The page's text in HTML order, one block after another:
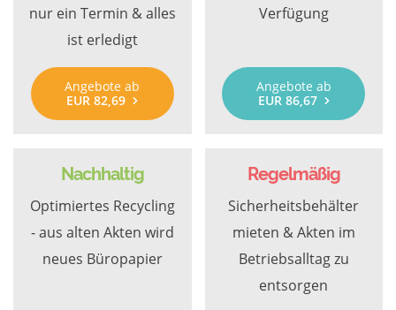
nur ein Termin & alles
ist erledigt
Angebote ab
EUR 82,69
Verfügung
Angebote ab
EUR 86,67
Nachhaltig
Optimiertes Recycling
- aus alten Akten wird
neues Büropapier
Regelmäßig
Sicherheitsbehälter
mieten & Akten im
Betriebsalltag zu
entsorgen